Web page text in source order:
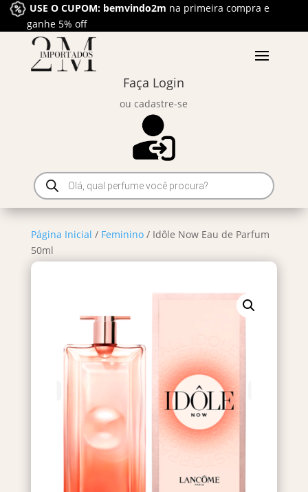
USE O CUPOM: bemvindo2m na primeira compra e
ganhe 5% off
Faça Login
ou cadastre-se
Pesquisar
produtos
Página Inicial / Feminino/ Idôle Now Eau de Parfum
50ml